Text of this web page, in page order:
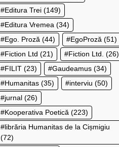
Editura Trei (149)
Editura Vremea (34)
Ego. Proză (44) EgoProză (51)
Fiction Ltd (21) Fiction Ltd. (26)
FILIT (23) Gaudeamus (34)
Humanitas (35) interviu (50)
jurnal (26)
Kooperativa Poetică (223)
librăria Humanitas de la Cișmigiu
(72)